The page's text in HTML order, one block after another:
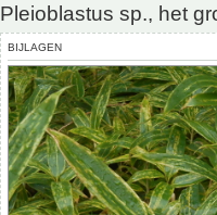
Pleioblastus sp., het
BIJLAGEN